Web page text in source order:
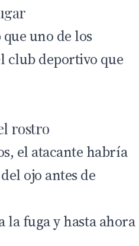
uno de los
club deportivo que
rostro
el atacante habría
ojo antes de
la fuga y hasta ahora